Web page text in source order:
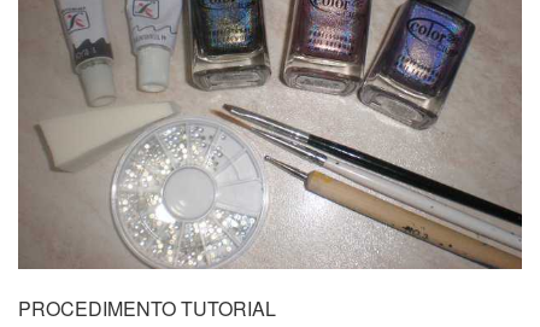
PROCEDIMENTO TUTORIAL